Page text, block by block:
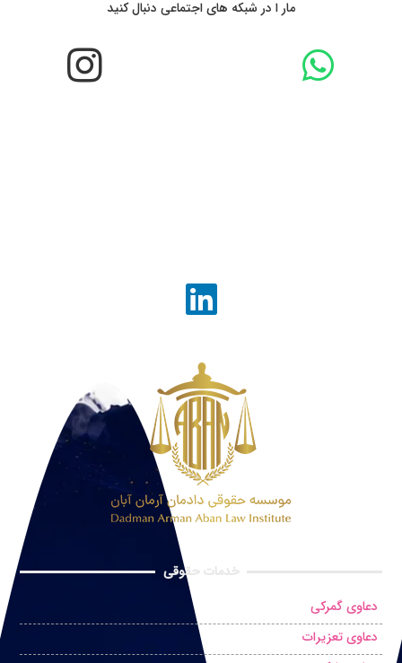
مار ا در شبکه های اجتماعی دنبال کنید
خدمات حقوقی
دعاوی گمرکی
دعاوی تعزیرات